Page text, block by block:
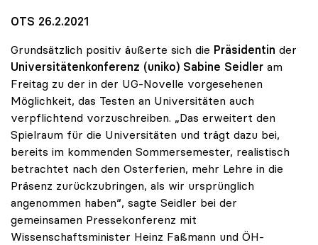
OTS 26.2.2021
Grundsätzlich positiv äußerte sich die Präsidentin der
Universitätenkonferenz (uniko) Sabine Seidler am
Freitag zu der in der UG-Novelle vorgesehenen
Möglichkeit, das Testen an Universitäten auch
verpflichtend vorzuschreiben. „Das erweitert den
Spielraum für die Universitäten und trägt dazu bei,
bereits im kommenden Sommersemester, realistisch
betrachtet nach den Osterferien, mehr Lehre in die
Präsenz zurückzubringen, als wir ursprünglich
angenommen haben“, sagte Seidler bei der
gemeinsamen Pressekonferenz mit
Wissenschaftsminister Heinz Faßmann und ÖH-